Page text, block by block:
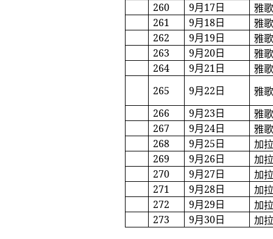
260
9月17日
雅
261
9月18日
雅
262
9月19日
雅
263
9月20日
雅
264
9月21日
雅
265
9月22日
雅
266
9月23日
雅
267
9月24日
雅
268
9月25日
加
269
9月26日
加
270
9月27日
加
271
9月28日
加
272
9月29日
加
273
9月30日 加